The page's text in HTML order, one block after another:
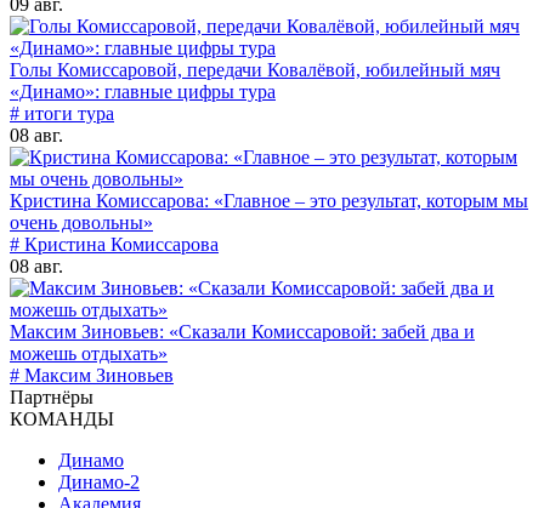
Голы Комиссаровой, передачи Ковалёвой, юбилейный мяч
«Динамо»: главные цифры тура
# итоги тура
08 авг.
Кристина Комиссарова: «Главное – это результат, которым мы
очень довольны»
# Кристина Комиссарова
08 авг.
Максим Зиновьев: «Сказали Комиссаровой: забей два и
можешь отдыхать»
# Максим Зиновьев
Партнёры
КОМАНДЫ
Динамо
Динамо-2
Академия